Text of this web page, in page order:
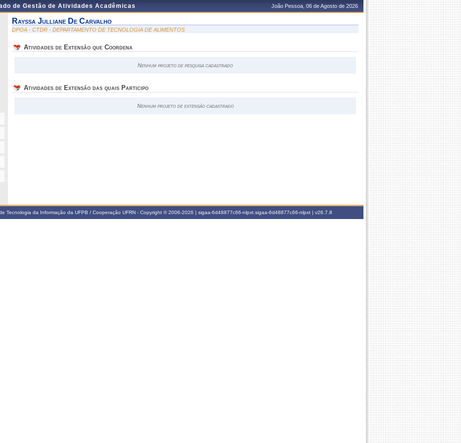
de Gestão de Atividades Acadêmicas João Pessoa, 06 de Agosto de 2026
Rayssa Julliane De Carvalho
DPOA - CTDR - DEPARTAMENTO DE TECNOLOGIA DE ALIMENTOS
Atividades de Extensão que Coordena
Nenhum projeto de pesquisa cadastrado
Atividades de Extensão das quais Participo
Nenhum projeto de extensão cadastrado
Tecnologia da Informação da UFPB / Cooperação UFRN - Copyright © 2006-2026 | sigaa-6d48877c66-nlpxt.sigaa-6d48877c66-nlpxt | v26.7.8